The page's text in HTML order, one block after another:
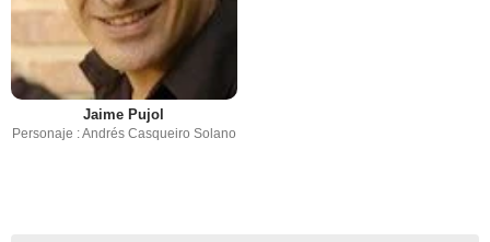
Jaime Pujol
Personaje : Andrés Casqueiro Solano